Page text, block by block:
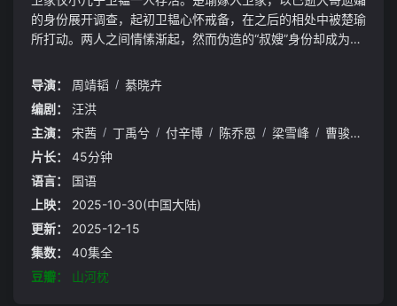
的身份展开调查，起初卫韫心怀戒备，在之后的相处中被楚瑜
所打动。两人之间情愫渐起，然而伪造的“叔嫂”身份却成为了
手守护大好山河。本剧改编自墨书白同名小说。
导演： 周靖韬 / 綦晓卉
编剧：
汪洪
主演：
宋茜 / 丁禹兮 / 付辛博 / 陈乔恩 / 梁雪峰 / 曹骏
片长：
45分钟
语言：
国语
上映：
2025-10-30(中国大陆)
更新：
2025-12-15
集数：
40集全
豆瓣：
山河枕